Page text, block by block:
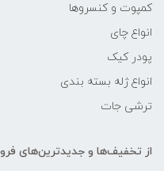
کمپوت و کنسروها
انواع چای
پودر کیک
انواع ژله بسته بندی
ترشی جات
از تخفیف‌ها و جدیدترین‌های